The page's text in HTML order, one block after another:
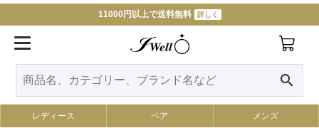
11000円以上で送料無料 詳しく
search
レディース ペア メンズ